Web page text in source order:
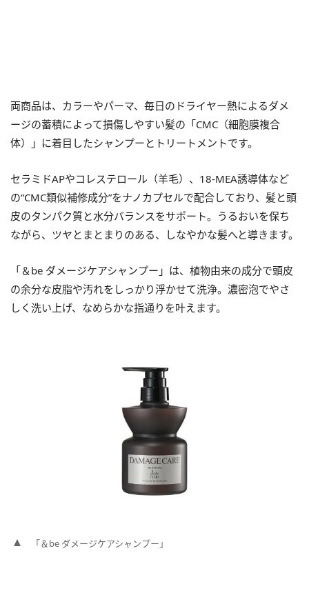
両商品は、カラーやパーマ、毎日のドライヤー熱によるダメ
ージの蓄積によって損傷しやすい髪の「CMC（細胞膜複合
体）」に着目したシャンプーとトリートメントです。
セラミドAPやコレステロール（羊毛）、18-MEA誘導体など
の“CMC類似補修成分”をナノカプセルで配合しており、髪と頭
皮のタンパク質と水分バランスをサポート。うるおいを保ち
ながら、ツヤとまとまりのある、しなやかな髪へと導きます。
「＆be ダメージケアシャンプー」は、植物由来の成分で頭皮
の余分な皮脂や汚れをしっかり浮かせて洗浄。濃密泡でやさ
しく洗い上げ、なめらかな指通りを叶えます。
「＆be ダメージケアシャンプー」